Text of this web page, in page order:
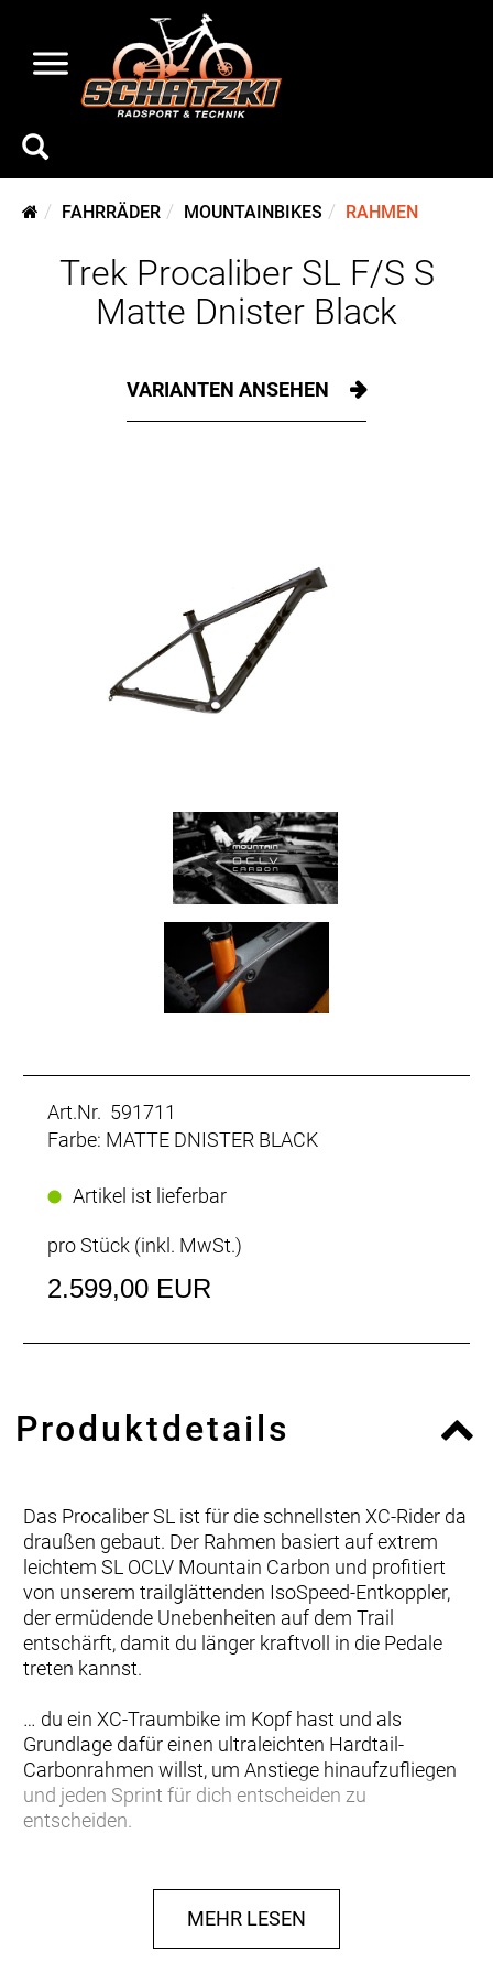
FAHRRÄDER MOUNTAINBIKES RAHMEN
Trek Procaliber SL F/S S
Matte Dnister Black
VARIANTEN ANSEHEN
Art.Nr. 591711
Farbe: MATTE DNISTER BLACK
Artikel ist lieferbar
pro Stück (inkl. MwSt.)
2.599,00 EUR
Produktdetails
Das Procaliber SL ist für die schnellsten XC-Rider da
draußen gebaut. Der Rahmen basiert auf extrem
leichtem SL OCLV Mountain Carbon und profitiert
von unserem trailglättenden IsoSpeed-Entkoppler,
der ermüdende Unebenheiten auf dem Trail
entschärft, damit du länger kraftvoll in die Pedale
treten kannst.
… du ein XC-Traumbike im Kopf hast und als
Grundlage dafür einen ultraleichten Hardtail-
Carbonrahmen willst, um Anstiege hinaufzufliegen
und jeden Sprint für dich entscheiden zu
entscheiden.
Carbon mit interner Control Freak-Zugführung und
trailglättendem IsoSpeed-Entkoppler. Das
Procaliber SL-Rahmenset kommt mit einem
MEHR LESEN